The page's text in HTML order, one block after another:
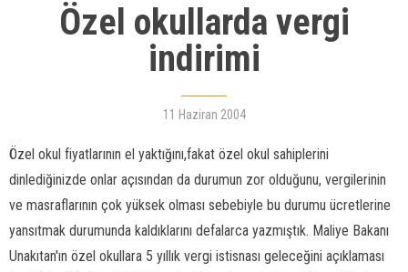
Özel okullarda vergi
indirimi
11 Haziran 2004
Özel okul fiyatlarının el yaktığını,fakat özel okul sahiplerini
dinlediğinizde onlar açısından da durumun zor olduğunu, vergilerinin
ve masraflarının çok yüksek olması sebebiyle bu durumu ücretlerine
yansıtmak durumunda kaldıklarını defalarca yazmıştık. Maliye Bakanı
Unakıtan'ın özel okullara 5 yıllık vergi istisnası geleceğini açıklaması